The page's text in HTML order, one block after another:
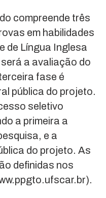
compreende três
em habilidades
de Língua Inglesa
a avaliação do
fase é
pública do projeto.
seletivo
a primeira a
e a
do projeto. As
definidas nos